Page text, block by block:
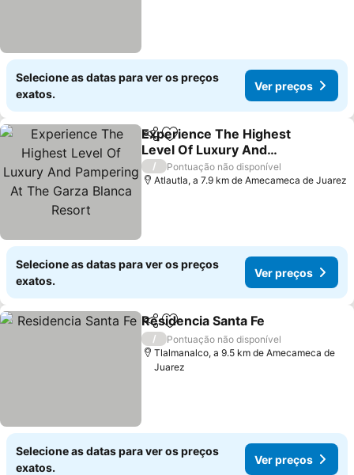
Selecione as datas para ver os preços
exatos.
Ver preços
PartilharAdicionar aos favoritos
Experience The Highest
Level Of Luxury And
Pampering At The Garza
Blanca Resort
Ver preços
/
Pontuação não disponível
Atlautla, a 7.9 km de Amecameca de Juarez
Selecione as datas para ver os preços
exatos.
Ver preços
PartilharAdicionar aos favoritos
Residencia Santa Fe
/
Pontuação não disponível
Tlalmanalco, a 9.5 km de Amecameca de
Juarez
Selecione as datas para ver os preços
exatos.
Ver preços